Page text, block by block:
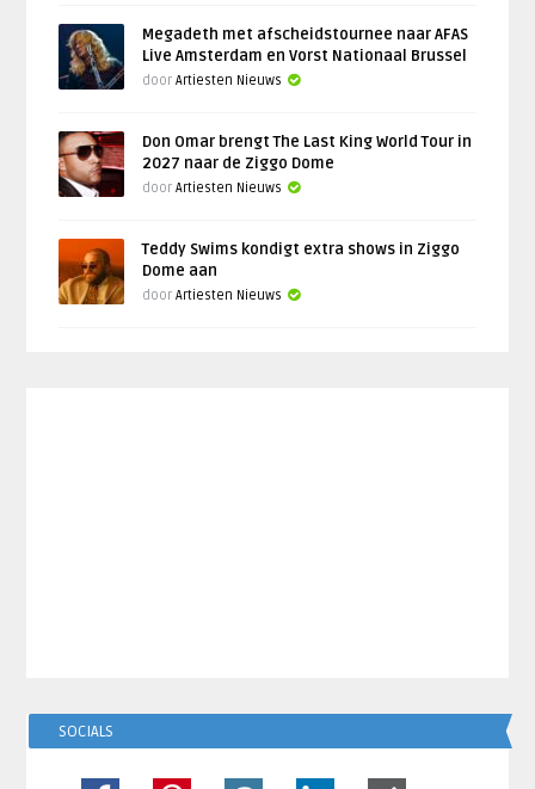
Megadeth met afscheidstournee naar AFAS
Live Amsterdam en Vorst Nationaal Brussel
doorArtiesten Nieuws
Don Omar brengt The Last King World Tour in
2027 naar de Ziggo Dome
doorArtiesten Nieuws
Teddy Swims kondigt extra shows in Ziggo
Dome aan
doorArtiesten Nieuws
SOCIALS